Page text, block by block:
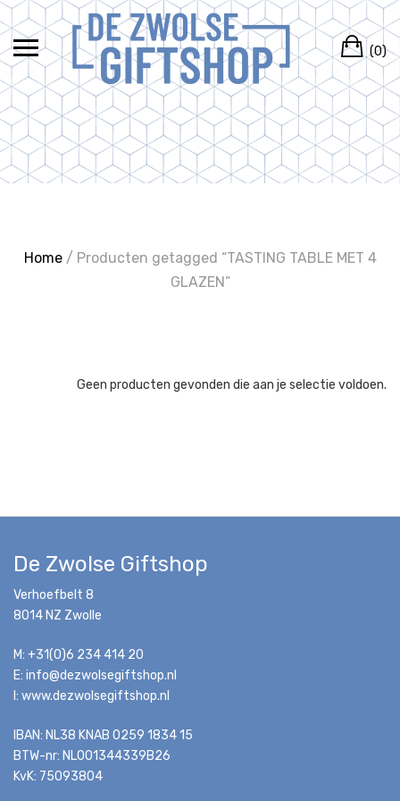
Ga
naar
de
inhoud
(0)
Home/ Producten getagged “TASTING TABLE MET 4
GLAZEN”
Geen producten gevonden die aan je selectie voldoen.
De Zwolse Giftshop
Verhoefbelt 8
8014 NZ Zwolle
M: +31(0)6 234 414 20
E: info@dezwolsegiftshop.nl
I: www.dezwolsegiftshop.nl
IBAN: NL38 KNAB 0259 1834 15
BTW-nr: NL001344339B26
KvK: 75093804